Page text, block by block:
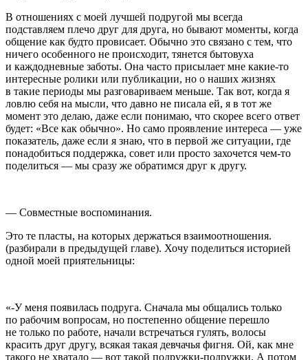
В отношениях с моей лучшей подругой мы всегда
подставляем плечо друг для друга, но бывают моменты, когда
общение как будто провисает. Обычно это связано с тем, что
ничего особенного не происходит, тянется бытовуха
и каждодневные заботы. Она часто присылает мне какие-то
интересные ролики или публикации, но о наших жизнях
в такие периоды мы разговариваем меньше. Так вот, когда я
ловлю себя на мысли, что давно не писала ей, я в тот же
момент это делаю, даже если понимаю, что скорее всего ответ
будет: «Все как обычно». Но само проявление интереса — уже
показатель, даже если я знаю, что в первой же ситуации, где
понадобиться поддержка, совет или просто захочется чем-то
поделиться — мы сразу же обратимся друг к другу.
— Совместные воспоминания.
Это те пласты, на которых держаться взаимоотношения.
(разбирали в предыдущей главе). Хочу поделиться историей
одной моей приятельницы:
«-У меня появилась подруга. Сначала мы общались только
по рабочим вопросам, но постепенно общение перешло
не только по работе, начали встречаться гулять, волосы
красить друг другу, всякая такая девчачья фигня. Ой, как мне
такого не хватало — вот такой подружки-подружки. А потом